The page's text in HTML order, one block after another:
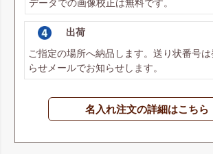
データでの画像校正は無料です。
出荷
ご指定の場所へ納品します。送り状番号
らせメールでお知らせします。
名入れ注文の詳細はこちら